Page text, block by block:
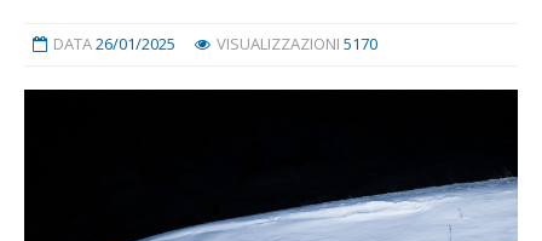
DATA26/01/2025 VISUALIZZAZIONI 5170